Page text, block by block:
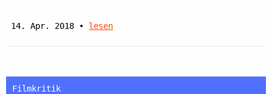
14. Apr. 2018 • lesen
Filmkritik